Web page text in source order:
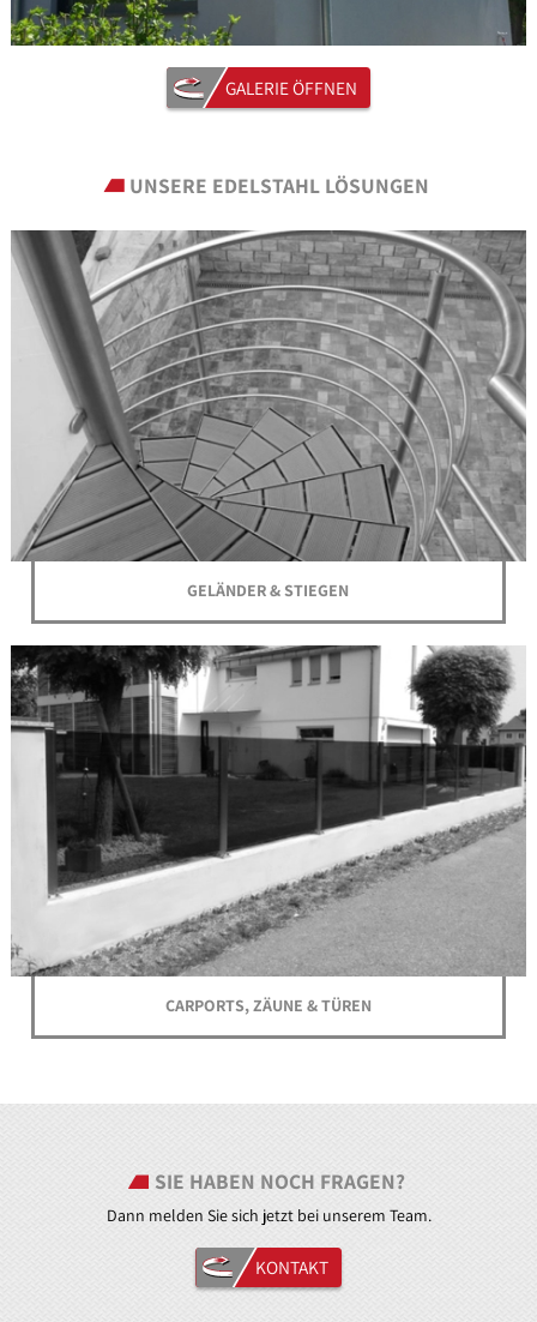
GALERIE ÖFFNEN
UNSERE EDELSTAHL LÖSUNGEN
GELÄNDER & STIEGEN
CARPORTS, ZÄUNE & TÜREN
SIE HABEN NOCH FRAGEN?
Dann melden Sie sich jetzt bei unserem Team.
KONTAKT